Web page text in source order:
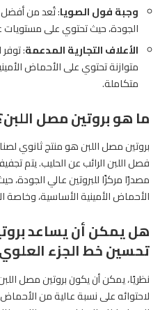
وجبة فول الصويا: تُعد من أفضل
الجودة، حيث تحتوي على مستويات
الأعلاف التجارية المدعمة:
متوازنة تحتوي على الأحماض
متكاملة.
ما هو بروتين مصل
بروتين مصل اللبن هو منتج ثانوي
فصل اللبن الرائب عن الحليب. يتم
مصدرًا مركزًا للبروتين عالي
الأحماض الأمينية الأساسية،
هل يمكن أن يساعد
تحسين خط الجزء
نظريًا، يمكن أن يكون بروتين مصل
لاحتوائه على نسبة عالية من الأحماض